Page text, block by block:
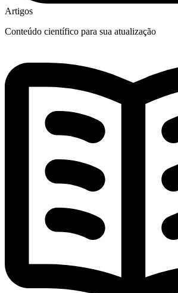
Artigos
Conteúdo científico para sua atualização